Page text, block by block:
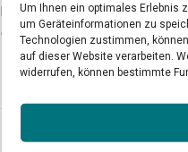
Um Ihnen ein optimales Erlebnis
um Geräteinformationen zu
Technologien zustimmen,
auf dieser Website verarbeiten.
widerrufen, können bestimmte
hochpräzise Biomethan-
Qualitätskontrolle
Mehr erfahren →